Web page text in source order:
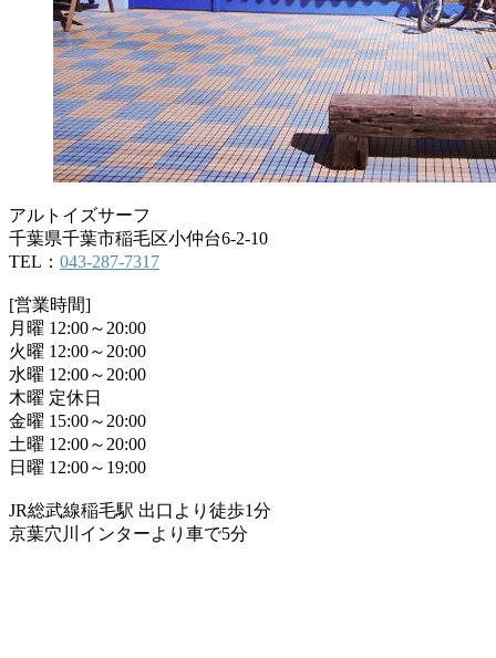
アルトイズサーフ
千葉県千葉市稲毛区小仲台6-2-10
TEL： 043-287-7317
[営業時間]
月曜 12:00～20:00
火曜 12:00～20:00
水曜 12:00～20:00
木曜 定休日
金曜 15:00～20:00
土曜 12:00～20:00
日曜 12:00～19:00
JR総武線稲毛駅 出口より徒歩1分
京葉穴川インターより車で5分